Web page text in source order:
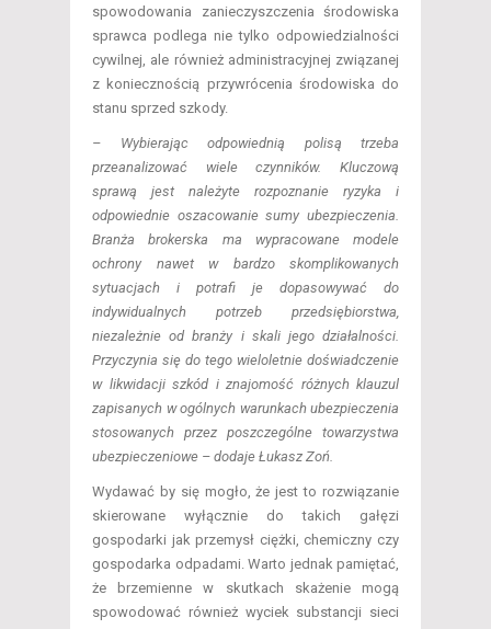
spowodowania zanieczyszczenia środowiska
sprawca podlega nie tylko odpowiedzialności
cywilnej, ale również administracyjnej związanej
z koniecznością przywrócenia środowiska do
stanu sprzed szkody.
– Wybierając odpowiednią polisą trzeba
przeanalizować wiele czynników. Kluczową
sprawą jest należyte rozpoznanie ryzyka i
odpowiednie oszacowanie sumy ubezpieczenia.
Branża brokerska ma wypracowane modele
ochrony nawet w bardzo skomplikowanych
sytuacjach i potrafi je dopasowywać do
indywidualnych potrzeb przedsiębiorstwa,
niezależnie od branży i skali jego działalności.
Przyczynia się do tego wieloletnie doświadczenie
w likwidacji szkód i znajomość różnych klauzul
zapisanych w ogólnych warunkach ubezpieczenia
stosowanych przez poszczególne towarzystwa
ubezpieczeniowe – dodaje Łukasz Zoń.
Wydawać by się mogło, że jest to rozwiązanie
skierowane wyłącznie do takich gałęzi
gospodarki jak przemysł ciężki, chemiczny czy
gospodarka odpadami. Warto jednak pamiętać,
że brzemienne w skutkach skażenie mogą
spowodować również wyciek substancji sieci